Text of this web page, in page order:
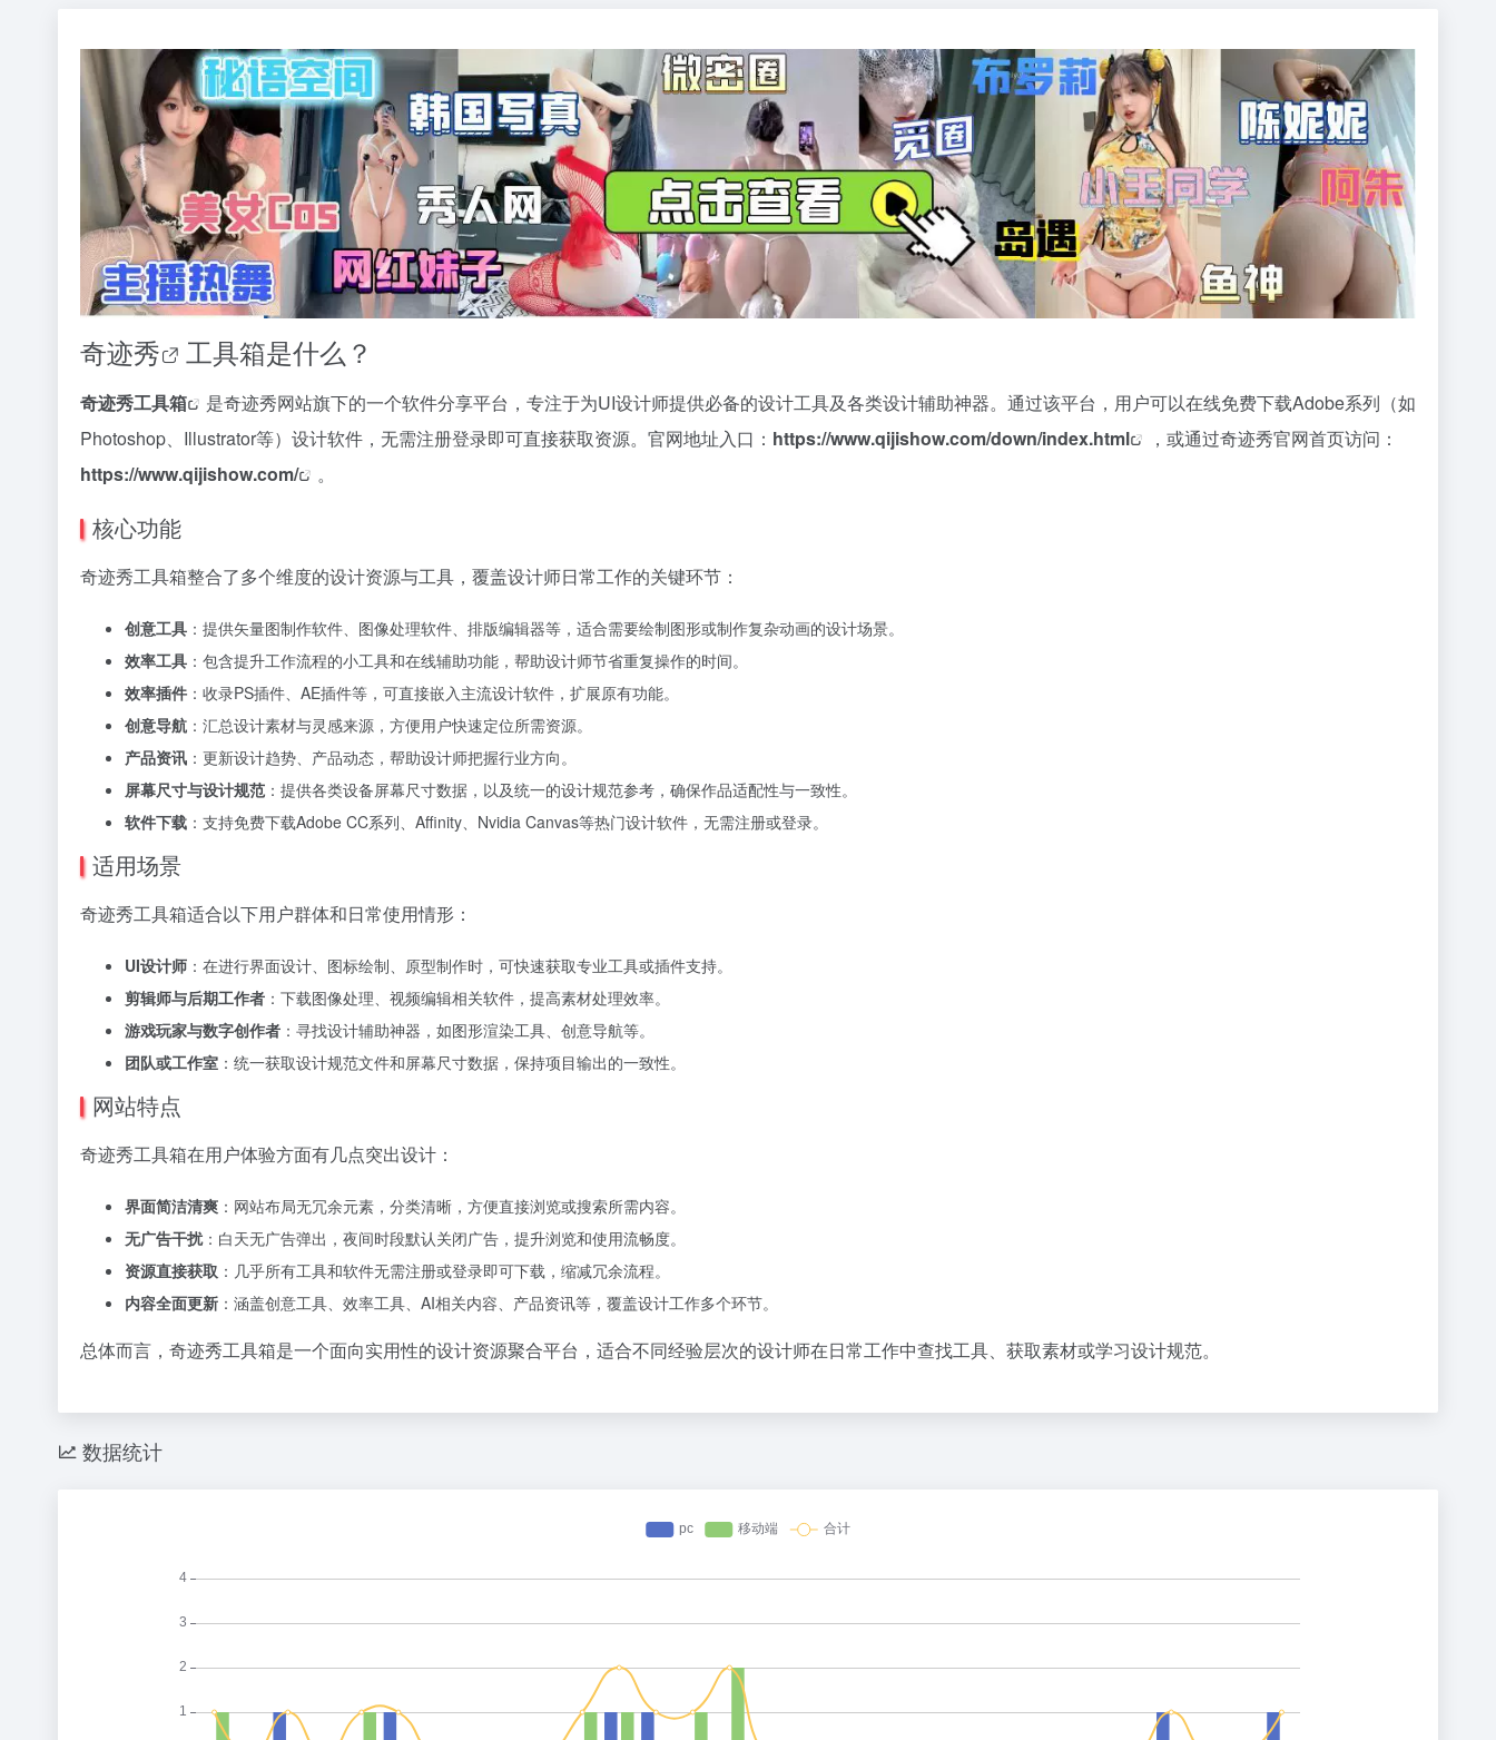
奇迹秀 工具箱是什么？
奇迹秀工具箱
是奇迹秀网站旗下的一个软件分享平台，专注于为UI设计师提供必备的设计工具及各类设计辅助神器。通过该平台，用户可以在线免费下载Adobe系列（如
Photoshop、Illustrator等）设计软件，无需注册登录即可直接获取资源。官网地址入口： https://www.qijishow.com/down/index.html
，或通过奇迹秀官网首页访问：
https://www.qijishow.com/
。
核心功能
奇迹秀工具箱整合了多个维度的设计资源与工具，覆盖设计师日常工作的关键环节：
创意工具 ：提供矢量图制作软件、图像处理软件、排版编辑器等，适合需要绘制图形或制作复杂动画的设计场景。
效率工具 ：包含提升工作流程的小工具和在线辅助功能，帮助设计师节省重复操作的时间。
效率插件 ：收录PS插件、AE插件等，可直接嵌入主流设计软件，扩展原有功能。
创意导航 ：汇总设计素材与灵感来源，方便用户快速定位所需资源。
产品资讯 ：更新设计趋势、产品动态，帮助设计师把握行业方向。
屏幕尺寸与设计规范 ：提供各类设备屏幕尺寸数据，以及统一的设计规范参考，确保作品适配性与一致性。
软件下载 ：支持免费下载Adobe CC系列、Affinity、Nvidia Canvas等热门设计软件，无需注册或登录。
适用场景
奇迹秀工具箱适合以下用户群体和日常使用情形：
UI设计师 ：在进行界面设计、图标绘制、原型制作时，可快速获取专业工具或插件支持。
剪辑师与后期工作者 ：下载图像处理、视频编辑相关软件，提高素材处理效率。
游戏玩家与数字创作者 ：寻找设计辅助神器，如图形渲染工具、创意导航等。
团队或工作室 ：统一获取设计规范文件和屏幕尺寸数据，保持项目输出的一致性。
网站特点
奇迹秀工具箱在用户体验方面有几点突出设计：
界面简洁清爽 ：网站布局无冗余元素，分类清晰，方便直接浏览或搜索所需内容。
无广告干扰：白天无广告弹出，夜间时段默认关闭广告，提升浏览和使用流畅度。
资源直接获取 ：几乎所有工具和软件无需注册或登录即可下载，缩减冗余流程。
内容全面更新 ：涵盖创意工具、效率工具、AI相关内容、产品资讯等，覆盖设计工作多个环节。
总体而言，奇迹秀工具箱是一个面向实用性的设计资源聚合平台，适合不同经验层次的设计师在日常工作中查找工具、获取素材或学习设计规范。
数据统计